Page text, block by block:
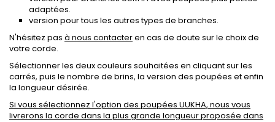
adaptées.
version pour tous les autres types de branches.
N'hésitez pas à nous contacteren cas de doute sur le choix de
votre corde.
Sélectionner les deux couleurs souhaitées en cliquant sur les
carrés, puis le nombre de brins, la version des poupées et enfin
la longueur désirée.
Si vous sélectionnez l'option des poupées UUKHA, nous vous
livrerons la corde dans la plus grande longueur proposée dans